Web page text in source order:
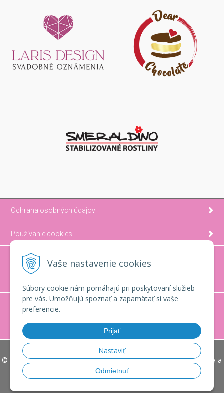
Vaše nastavenie cookies
Súbory cookie nám pomáhajú pri poskytovaní služieb
pre vás. Umožňujú spoznať a zapamätať si vaše
preferencie.
Prijať
Nastaviť
Odmietnuť
Ochrana osobných údajov
Používanie cookies
Možnosti platby a doprava
Obchodné podmienky
Reklamačný poriadok
© 2026 MaM design - Svadobná výzdoba Trnava, Bratislava, Nitra a
darčekové boxy z ruží, stabilizované kvety. •
tvorba eshopu cez
UNIobchod,webhostingspoločnostiWEBYGROUP